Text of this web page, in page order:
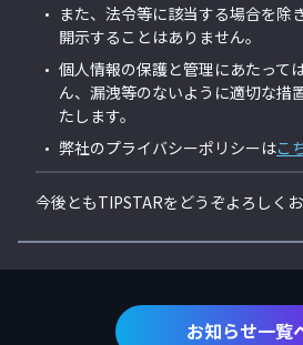
また、法令等に該当する場合を除
開示することはありません。
個人情報の保護と管理にあたって
ん、漏洩等のないように適切な措
たします。
弊社のプライバシーポリシーはこ
今後ともTIPSTARをどうぞよろしくお
お知らせ一覧